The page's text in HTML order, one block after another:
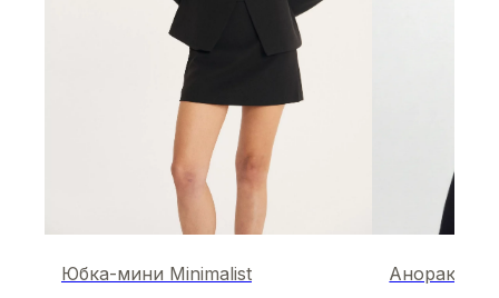
Юбка-мини Minimalist Анорак